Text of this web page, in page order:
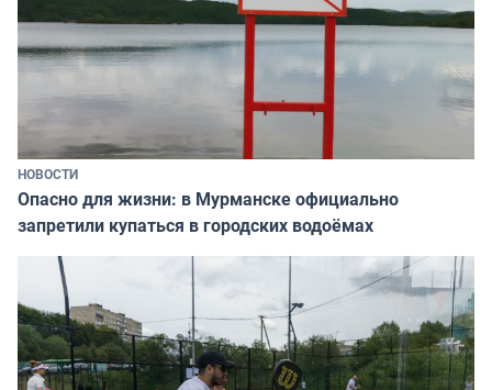
НОВОСТИ
Опасно для жизни: в Мурманске официально
запретили купаться в городских водоёмах